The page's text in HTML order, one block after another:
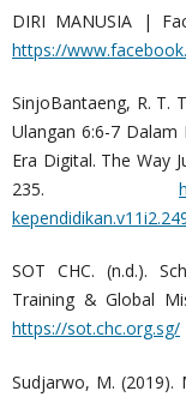
DIRI MANUSIA |
https://
SinjoBantaeng, R. T.
Ulangan 6:6-7 Dalam
Era Digital. The Way
235.
SOT CHC. (n.d.).
Training & Global
https://sot.chc.org.sg/
Sudjarwo, M. (2019).